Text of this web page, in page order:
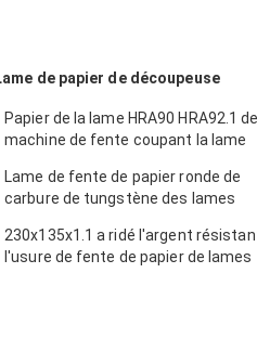
de papier de découpeuse
Papier de la lame HRA90 HRA92.1 de
machine de fente coupant la lame
Lame de fente de papier ronde de
carbure de tungstène des lames
230x135x1.1 a ridé l'argent
l'usure de fente de papier de lames